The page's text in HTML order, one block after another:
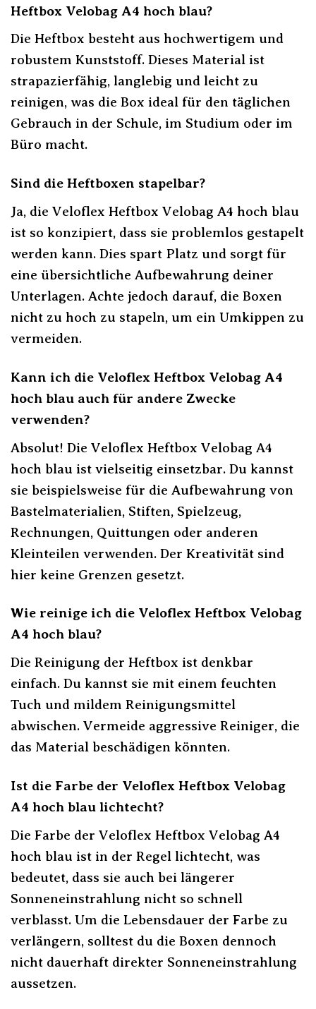
Heftbox Velobag A4 hoch blau?
Die Heftbox besteht aus hochwertigem und
robustem Kunststoff. Dieses Material ist
strapazierfähig, langlebig und leicht zu
reinigen, was die Box ideal für den täglichen
Gebrauch in der Schule, im Studium oder im
Büro macht.
Sind die Heftboxen stapelbar?
Ja, die Veloflex Heftbox Velobag A4 hoch blau
ist so konzipiert, dass sie problemlos gestapelt
werden kann. Dies spart Platz und sorgt für
eine übersichtliche Aufbewahrung deiner
Unterlagen. Achte jedoch darauf, die Boxen
nicht zu hoch zu stapeln, um ein Umkippen zu
vermeiden.
Kann ich die Veloflex Heftbox Velobag A4
hoch blau auch für andere Zwecke
verwenden?
Absolut! Die Veloflex Heftbox Velobag A4
hoch blau ist vielseitig einsetzbar. Du kannst
sie beispielsweise für die Aufbewahrung von
Bastelmaterialien, Stiften, Spielzeug,
Rechnungen, Quittungen oder anderen
Kleinteilen verwenden. Der Kreativität sind
hier keine Grenzen gesetzt.
Wie reinige ich die Veloflex Heftbox Velobag
A4 hoch blau?
Die Reinigung der Heftbox ist denkbar
einfach. Du kannst sie mit einem feuchten
Tuch und mildem Reinigungsmittel
abwischen. Vermeide aggressive Reiniger, die
das Material beschädigen könnten.
Ist die Farbe der Veloflex Heftbox Velobag
A4 hoch blau lichtecht?
Die Farbe der Veloflex Heftbox Velobag A4
hoch blau ist in der Regel lichtecht, was
bedeutet, dass sie auch bei längerer
Sonneneinstrahlung nicht so schnell
verblasst. Um die Lebensdauer der Farbe zu
verlängern, solltest du die Boxen dennoch
nicht dauerhaft direkter Sonneneinstrahlung
aussetzen.